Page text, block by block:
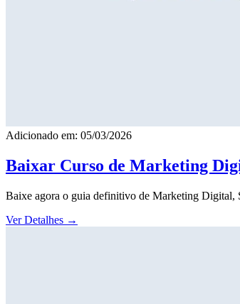
Adicionado em: 05/03/2026
Baixar Curso de Marketing
Baixe agora o guia definitivo de Marketing Digital,
Ver Detalhes →